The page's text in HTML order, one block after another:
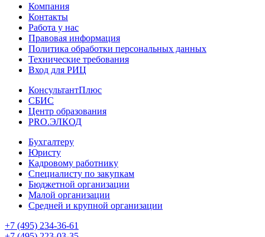
Компания
Контакты
Работа у нас
Правовая информация
Политика обработки персональных данных
Технические требования
Вход для РИЦ
КонсультантПлюс
СБИС
Центр образования
PRO.ЭЛКОД
Бухгалтеру
Юристу
Кадровому работнику
Специалисту по закупкам
Бюджетной организации
Малой организации
Средней и крупной организации
+7 (495) 234-36-61